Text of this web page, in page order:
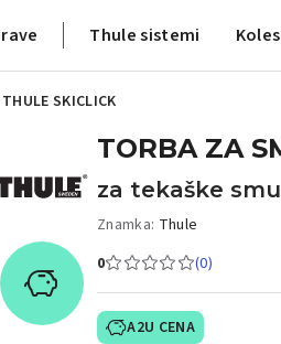
Thule sistemi
SKICLICK
TORBA ZA
za tekaške
Znamka: Thule
0
(0)
A2U CENA